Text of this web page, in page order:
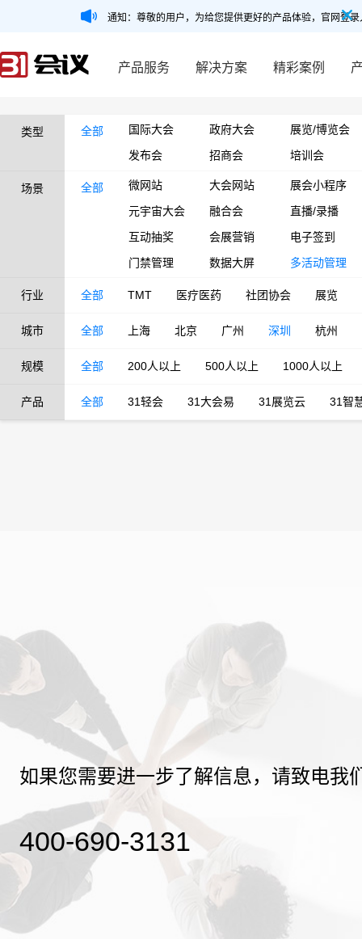
通知：尊敬的用户，为给您提供更好的产品体验，官网登
产品服务 解决方案 精彩案例
类型 全部 国际大会 政府大会
展览/博览会
发布会
招商会 培训会
场景 全部 微网站 大会网站
展会小程序
元宇宙大会
融合会
直播/录播
互动抽奖
会展营销
电子签到
门禁管理
数据大屏 多活动管理
行业 全部 TMT 医疗医药 社团协会 展览
城市 全部 上海 北京 广州 深圳 杭州
规模 全部 200人以上 500人以上 1000人以上
产品 全部 31轻会 31大会易 31展览云 31智
如果您需要进一步了解信息，请致电我
400-690-3131